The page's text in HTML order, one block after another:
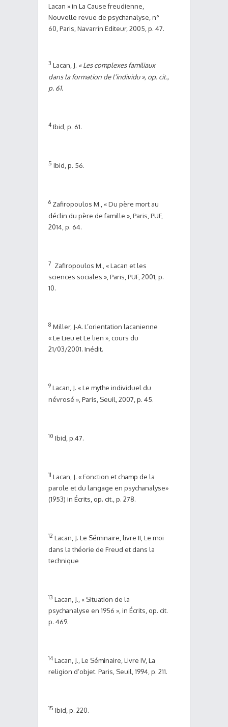
Lacan » in La Cause freudienne,
Nouvelle revue de psychanalyse, n°
60, Paris, Navarrin Editeur, 2005, p. 47.
3 Lacan, J. « Les complexes familiaux
dans la formation de l’individu », op. cit.,
p. 61.
4 Ibid, p. 61.
5 Ibid, p. 56.
6 Zafiropoulos M., « Du père mort au
déclin du père de famille », Paris, PUF,
2014, p. 64.
7 Zafiropoulos M., « Lacan et les
sciences sociales », Paris, PUF, 2001, p.
10.
8 Miller, J-A. L’orientation lacanienne
« Le Lieu et Le lien », cours du
21/03/2001. Inédit.
9 Lacan, J. « Le mythe individuel du
névrosé », Paris, Seuil, 2007, p. 45.
10 Ibid, p.47.
11 Lacan, J. « Fonction et champ de la
parole et du langage en psychanalyse»
(1953) in Écrits, op. cit., p. 278.
12 Lacan, J. Le Séminaire, livre II, Le moi
dans la théorie de Freud et dans la
technique
13 Lacan, J., « Situation de la
psychanalyse en 1956 », in Écrits, op. cit.
p. 469.
14 Lacan, J., Le Séminaire, Livre IV, La
religion d’objet. Paris, Seuil, 1994, p. 211.
15 Ibid, p. 220.